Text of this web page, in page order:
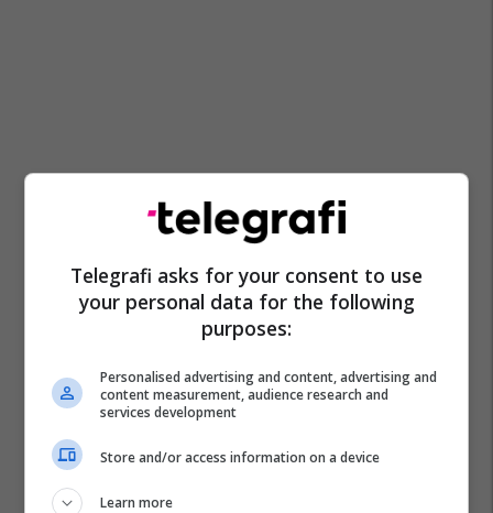
Telegrafi asks for your consent to use
your personal data for the following
purposes:
Personalised advertising and content, advertising and
content measurement, audience research and
services development
Store and/or access information on a device
Learn more